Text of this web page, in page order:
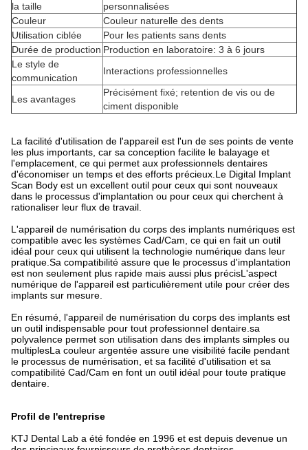
la taille
personnalisées
Couleur
Couleur naturelle des dents
Utilisation ciblée
Pour les patients sans dents
Durée de production Production en laboratoire: 3 à 6 jours
Le style de
communication
Interactions professionnelles
Les avantages
Précisément fixé; retention de vis ou de
ciment disponible
La facilité d'utilisation de l'appareil est l'un de ses points de vente
les plus importants, car sa conception facilite le balayage et
l'emplacement, ce qui permet aux professionnels dentaires
d'économiser un temps et des efforts précieux.Le Digital Implant
Scan Body est un excellent outil pour ceux qui sont nouveaux
dans le processus d'implantation ou pour ceux qui cherchent à
rationaliser leur flux de travail.
L'appareil de numérisation du corps des implants numériques est
compatible avec les systèmes Cad/Cam, ce qui en fait un outil
idéal pour ceux qui utilisent la technologie numérique dans leur
pratique.Sa compatibilité assure que le processus d'implantation
est non seulement plus rapide mais aussi plus précisL'aspect
numérique de l'appareil est particulièrement utile pour créer des
implants sur mesure.
En résumé, l'appareil de numérisation du corps des implants est
un outil indispensable pour tout professionnel dentaire.sa
polyvalence permet son utilisation dans des implants simples ou
multiplesLa couleur argentée assure une visibilité facile pendant
le processus de numérisation, et sa facilité d'utilisation et sa
compatibilité Cad/Cam en font un outil idéal pour toute pratique
dentaire.
Profil de l'entreprise
KTJ Dental Lab a été fondée en 1996 et est depuis devenue un